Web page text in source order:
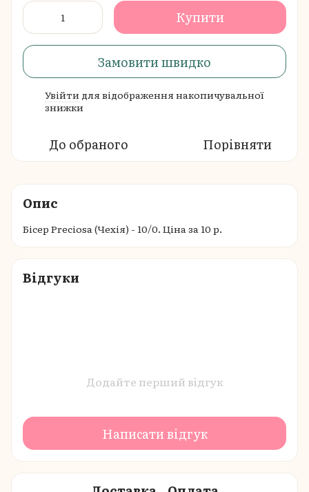
Купити
Замовити швидко
Увійти для відображення накопичувальної
знижки
До обраного Порівняти
Опис
Бісер Preciosa (Чехія) - 10/0. Ціна за 10 р.
Відгуки
Додайте перший відгук
Написати відгук